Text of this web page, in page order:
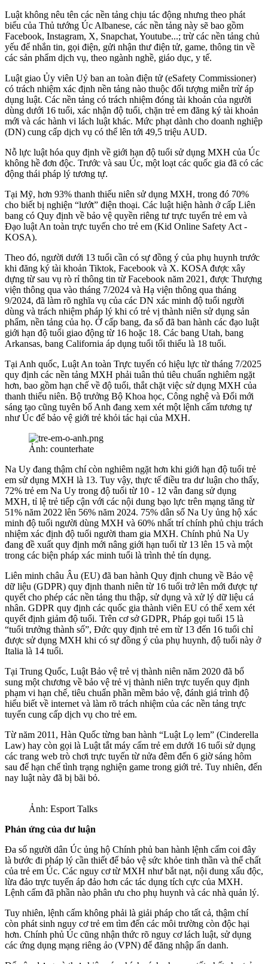
Luật không nêu tên các nền tảng chịu tác động nhưng theo phát
biểu của Thủ tướng Úc Albanese, các nền tảng này sẽ bao gồm
Facebook, Instagram, X, Snapchat, Youtube...; trừ các nền tảng chủ
yếu để nhắn tin, gọi điện, gửi nhận thư điện tử, game, thông tin về
các sản phẩm dịch vụ, theo ngành nghề, giáo dục, y tế.
Luật giao Ủy viên Uỷ ban an toàn điện tử (eSafety Commissioner)
có trách nhiệm xác định nền tảng nào thuộc đối tượng miễn trừ áp
dụng luật. Các nền tảng có trách nhiệm đóng tài khoản của người
dùng dưới 16 tuổi, xác nhận độ tuổi, chặn trẻ em đăng ký tài khoản
mới và các hành vi lách luật khác. Mức phạt dành cho doanh nghiệp
(DN) cung cấp dịch vụ có thể lên tới 49,5 triệu AUD.
Nỗ lực luật hóa quy định về giới hạn độ tuổi sử dụng MXH của Úc
không hề đơn độc. Trước và sau Úc, một loạt các quốc gia đã có các
động thái pháp lý tương tự.
Tại Mỹ, hơn 93% thanh thiếu niên sử dụng MXH, trong đó 70%
cho biết bị nghiện “lướt” điện thoại. Các luật hiện hành ở cấp Liên
bang có Quy định về bảo vệ quyền riêng tư trực tuyến trẻ em và
Đạo luật An toàn trực tuyến cho trẻ em (Kid Online Safety Act -
KOSA).
Theo đó, người dưới 13 tuổi cần có sự đồng ý của phụ huynh trước
khi đăng ký tài khoản Tiktok, Facebook và X. KOSA được xây
dựng từ sau vụ rò rỉ thông tin từ Facebook năm 2021, được Thượng
viện thông qua vào tháng 7/2024 và Hạ viện thông qua tháng
9/2024, đã làm rõ nghĩa vụ của các DN xác minh độ tuổi người
dùng và trách nhiệm pháp lý khi có trẻ vị thành niên sử dụng sản
phẩm, nền tảng của họ. Ở cấp bang, đa số đã ban hành các đạo luật
giới hạn độ tuổi giao động từ 16 hoặc 18. Các bang Utah, bang
Arkansas, bang California áp dụng tuổi tối thiểu là 18 tuổi.
Tại Anh quốc, Luật An toàn Trực tuyến có hiệu lực từ tháng 7/2025
quy định các nền tảng MXH phải tuân thủ tiêu chuẩn nghiêm ngặt
hơn, bao gồm hạn chế về độ tuổi, thắt chặt việc sử dụng MXH của
thanh thiếu niên. Bộ trưởng Bộ Khoa học, Công nghệ và Đổi mới
sáng tạo cũng tuyên bố Anh đang xem xét một lệnh cấm tương tự
như Úc để bảo vệ giới trẻ khỏi tác hại của MXH.
Ảnh: counterhate
Na Uy đang thậm chí còn nghiêm ngặt hơn khi giới hạn độ tuổi trẻ
em sử dụng MXH là 13. Tuy vậy, thực tế điều tra dư luận cho thấy,
72% trẻ em Na Uy trong độ tuổi từ 10 - 12 vẫn đang sử dụng
MXH, tỉ lệ trẻ tiếp cận với các nội dung bạo lực trên mạng tăng từ
51% năm 2022 lên 56% năm 2024. 75% dân số Na Uy ủng hộ xác
minh độ tuổi người dùng MXH và 60% nhất trí chính phủ chịu trách
nhiệm xác định độ tuổi người tham gia MXH. Chính phủ Na Uy
đang đề xuất quy định mới nâng giới hạn tuổi từ 13 lên 15 và một
trong các biện pháp xác minh tuổi là trình thẻ tín dụng.
Liên minh châu Âu (EU) đã ban hành Quy định chung về Bảo vệ
dữ liệu (GDPR) quy định thanh niên từ 16 tuổi trở lên mới được tự
quyết cho phép các nền tảng thu thập, sử dụng và xử lý dữ liệu cá
nhân. GDPR quy định các quốc gia thành viên EU có thể xem xét
quyết định giảm độ tuổi. Trên cơ sở GDPR, Pháp gọi tuổi 15 là
“tuổi trưởng thành số”, Đức quy định trẻ em từ 13 đến 16 tuổi chỉ
được sử dụng MXH khi có sự đồng ý của phụ huynh, độ tuổi này ở
Italia là 14 tuổi.
Tại Trung Quốc, Luật Bảo vệ trẻ vị thành niên năm 2020 đã bổ
sung một chương về bảo vệ trẻ vị thành niên trực tuyến quy định
phạm vi hạn chế, tiêu chuẩn phần mềm bảo vệ, đánh giá trình độ
hiểu biết về internet và làm rõ trách nhiệm của các nền tảng trực
tuyến cung cấp dịch vụ cho trẻ em.
Từ năm 2011, Hàn Quốc từng ban hành “Luật Lọ lem” (Cinderella
Law) hay còn gọi là Luật tắt máy cấm trẻ em dưới 16 tuổi sử dụng
các trang web trò chơi trực tuyến từ nửa đêm đến 6 giờ sáng hôm
sau để hạn chế tình trạng nghiện game trong giới trẻ. Tuy nhiên, đến
nay luật này đã bị bãi bỏ.
Ảnh: Esport Talks
Phản ứng của dư luận
Đa số người dân Úc ủng hộ Chính phủ ban hành lệnh cấm coi đây
là bước đi pháp lý cần thiết để bảo vệ sức khỏe tinh thần và thể chất
của trẻ em Úc. Các nguy cơ từ MXH như bắt nạt, nội dung xấu độc,
lừa đảo trực tuyến áp đảo hơn các tác dụng tích cực của MXH.
Lệnh cấm đã phần nào phân ưu cho phụ huynh và các nhà quản lý.
Tuy nhiên, lệnh cấm không phải là giải pháp cho tất cả, thậm chí
còn phát sinh nguy cơ trẻ em tìm đến các môi trường còn độc hại
hơn. Chính phủ Úc cũng nhận thức rõ nguy cơ lách luật, sử dụng
các ứng dụng mạng riêng ảo (VPN) để đăng nhập ẩn danh.